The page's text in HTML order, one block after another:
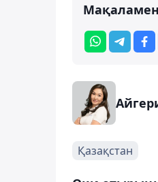
Мақаламен
Қазақстан